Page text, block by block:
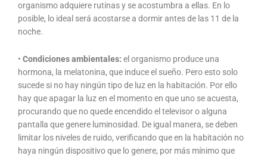
organismo adquiere rutinas y se acostumbra a ellas. En lo
posible, lo ideal será acostarse a dormir antes de las 11 de la
noche.
• Condiciones ambientales: el organismo produce una
hormona, la melatonina, que induce el sueño. Pero esto solo
sucede si no hay ningún tipo de luz en la habitación. Por ello
hay que apagar la luz en el momento en que uno se acuesta,
procurando que no quede encendido el televisor o alguna
pantalla que genere luminosidad. De igual manera, se deben
limitar los niveles de ruido, verificando que en la habitación no
haya ningún dispositivo que lo genere, por más mínimo que